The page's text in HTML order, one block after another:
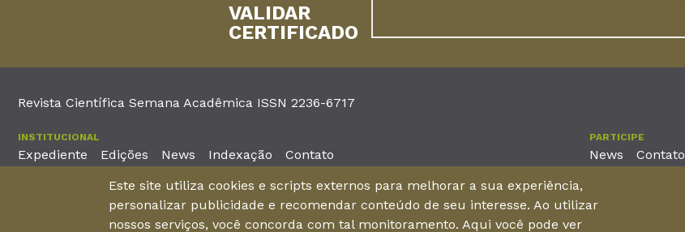
VALIDAR
CERTIFICADO
Revista Científica Semana Acadêmica ISSN 2236-6717
INSTITUCIONAL
Expediente Edições News Indexação Contato
PARTICIPE
News Contato
Unieducar Inteligência Educacional Ltda
Av. Desembargador Moreira, No. 2001 – 11º andar - Bairro Aldeota
Este site utiliza cookies e scripts externos para melhorar a sua experiência,
personalizar publicidade e recomendar conteúdo de seu interesse. Ao utilizar
nossos serviços, você concorda com tal monitoramento. Aqui você pode ver